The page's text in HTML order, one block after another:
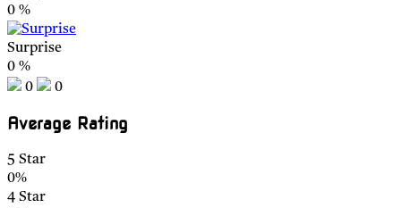
0 %
Surprise
0 %
0
0
Average Rating
5 Star
0%
4 Star